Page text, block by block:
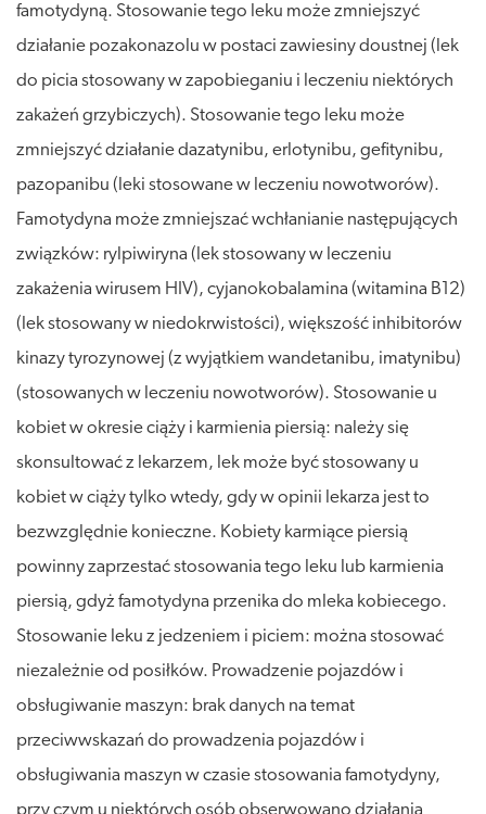
famotydyną. Stosowanie tego leku może zmniejszyć
działanie pozakonazolu w postaci zawiesiny doustnej (lek
do picia stosowany w zapobieganiu i leczeniu niektórych
zakażeń grzybiczych). Stosowanie tego leku może
zmniejszyć działanie dazatynibu, erlotynibu, gefitynibu,
pazopanibu (leki stosowane w leczeniu nowotworów).
Famotydyna może zmniejszać wchłanianie następujących
związków: rylpiwiryna (lek stosowany w leczeniu
zakażenia wirusem HIV), cyjanokobalamina (witamina B12)
(lek stosowany w niedokrwistości), większość inhibitorów
kinazy tyrozynowej (z wyjątkiem wandetanibu, imatynibu)
(stosowanych w leczeniu nowotworów). Stosowanie u
kobiet w okresie ciąży i karmienia piersią: należy się
skonsultować z lekarzem, lek może być stosowany u
kobiet w ciąży tylko wtedy, gdy w opinii lekarza jest to
bezwzględnie konieczne. Kobiety karmiące piersią
powinny zaprzestać stosowania tego leku lub karmienia
piersią, gdyż famotydyna przenika do mleka kobiecego.
Stosowanie leku z jedzeniem i piciem: można stosować
niezależnie od posiłków. Prowadzenie pojazdów i
obsługiwanie maszyn: brak danych na temat
przeciwwskazań do prowadzenia pojazdów i
obsługiwania maszyn w czasie stosowania famotydyny,
przy czym u niektórych osób obserwowano działania